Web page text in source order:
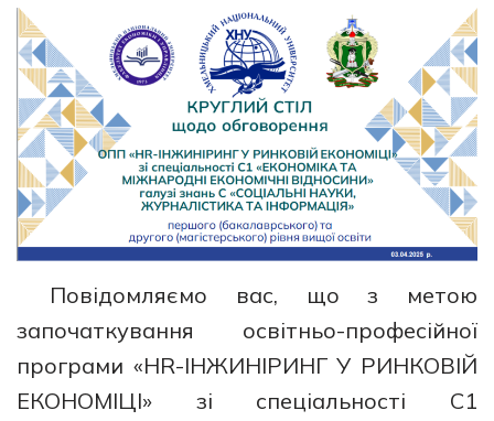
Повідомляємо вас, що з метою
започаткування освітньо-професійної
програми «HR-ІНЖИНІРИНГ У РИНКОВІЙ
ЕКОНОМІЦІ» зі спеціальності С1